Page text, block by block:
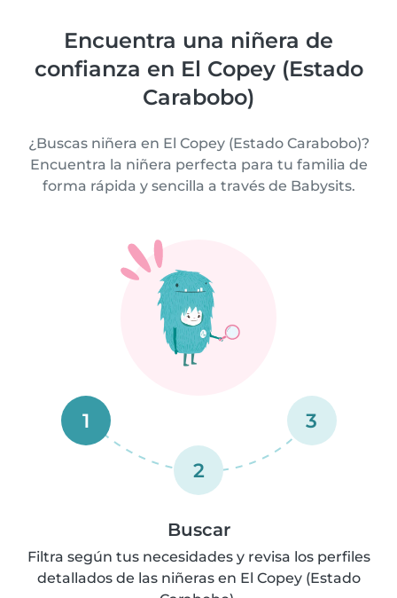
Encuentra una niñera de
confianza en El Copey (Estado
Carabobo)
¿Buscas niñera en El Copey (Estado Carabobo)?
Encuentra la niñera perfecta para tu familia de
forma rápida y sencilla a través de Babysits.
1
2
3
Buscar
Filtra según tus necesidades y revisa los perfiles
detallados de las niñeras en El Copey (Estado